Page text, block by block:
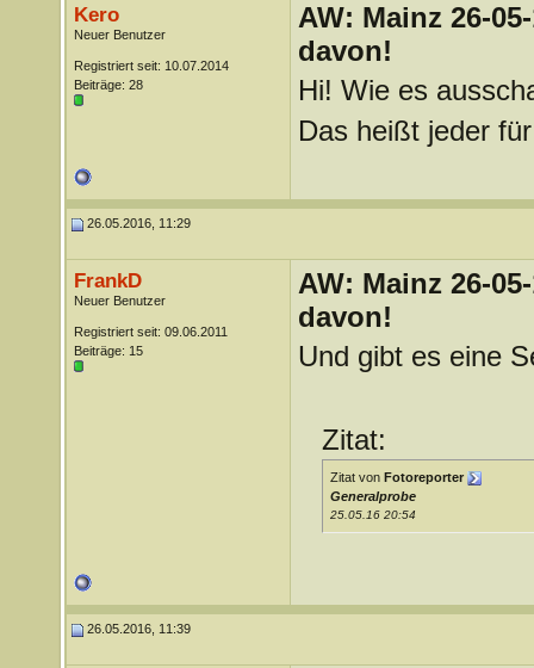
Kero
Neuer Benutzer
Registriert seit: 10.07.2014
Beiträge: 28
AW: Mainz 26-
davon!
Hi! Wie es
Das heißt jeder
26.05.2016, 11:29
FrankD
Neuer Benutzer
Registriert seit: 09.06.2011
Beiträge: 15
AW: Mainz 26-
davon!
Und gibt es eine
Zitat:
Zitat von Fotoreporter
Generalprobe
25.05.16 20:54
26.05.2016, 11:39